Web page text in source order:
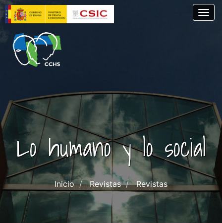
Pasar
al
contenido
principal
Lo humano y lo social
Inicio Revistas Revistas